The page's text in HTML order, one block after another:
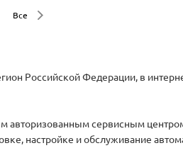
Все
Российской Федерации, в
авторизованным сервисным
настройке и обслуживание